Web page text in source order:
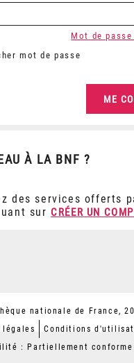
mot de passe
Mot de
À LA BNF ?
des services offerts
sur CRÉER UN
nationale de France,
légales
Conditions
: Partiellement conforme